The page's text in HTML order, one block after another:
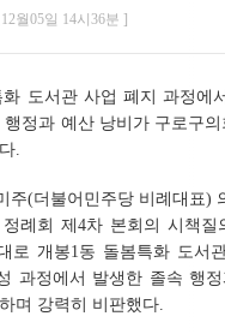
월05일 14시36분 ]
화 도서관 사업 폐지 과정에
정과 예산 낭비가 구로구
.
주(더불어민주당 비례대표)
례회 제4차 본회의 시책질
로 개봉1동 돌봄특화 도서
과정에서 발생한 졸속 행
며 강력히 비판했다.